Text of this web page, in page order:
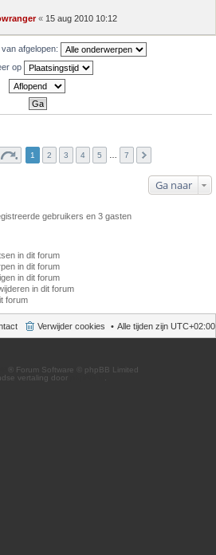
« 15 aug 2010 10:12
afgelopen:
op
1 2 3 4 5 7
Ga naar
gebruikers en 3 gasten
in dit forum
in dit forum
in dit forum
in dit forum
forum
Alle tijden zijn UTC+02:00
Verwijder cookies
® Forum Software © phpBB Limited
vertaling door